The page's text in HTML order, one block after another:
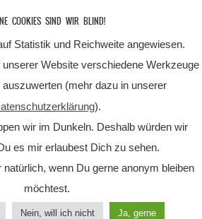
Feuerrohr-
Friedberg
Sport trifft Tradition
COOKIES SIND WIR BLIND!
Statistik und Reichweite angewiesen.
Website verschiedene Werkzeuge
(mehr dazu in unserer
).
wir im Dunkeln. Deshalb würden wir
es mir erlaubest Dich zu sehen.
wenn Du gerne anonym bleiben
möchtest.
Nein, will ich nicht Ja, gerne